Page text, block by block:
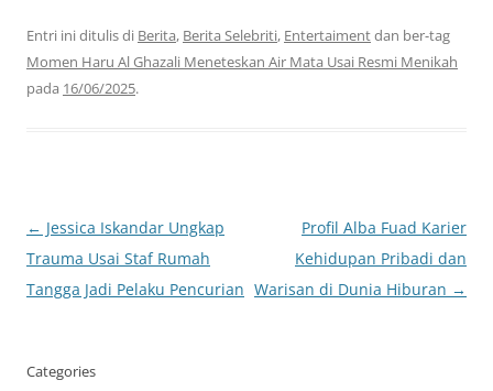
Entri ini ditulis di Berita, Berita Selebriti, Entertaimentdan ber-tag
Momen Haru Al Ghazali Meneteskan Air Mata Usai Resmi Menikah
pada 16/06/2025.
Navigasi
Tulisan
← Jessica Iskandar Ungkap
Trauma Usai Staf Rumah
Tangga Jadi Pelaku Pencurian
Profil Alba Fuad Karier
Kehidupan Pribadi dan
Warisan di Dunia Hiburan →
Categories